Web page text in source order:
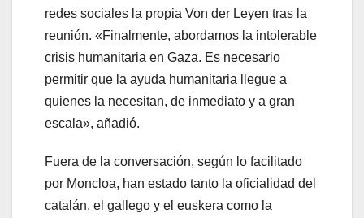
redes sociales la propia Von der Leyen tras la
reunión. «Finalmente, abordamos la intolerable
crisis humanitaria en Gaza. Es necesario
permitir que la ayuda humanitaria llegue a
quienes la necesitan, de inmediato y a gran
escala», añadió.
Fuera de la conversación, según lo facilitado
por Moncloa, han estado tanto la oficialidad del
catalán, el gallego y el euskera como la